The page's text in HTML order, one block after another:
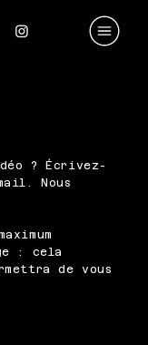
? Écrivez-
Nous
: cela
de vous